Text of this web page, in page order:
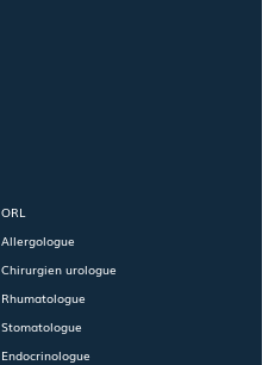
ORL
Allergologue
Chirurgien urologue
Rhumatologue
Stomatologue
Endocrinologue